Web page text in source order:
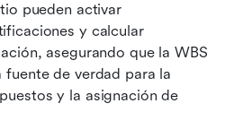
pueden activar
y calcular
asegurando que la WBS
fuente de verdad para la
y la asignación de